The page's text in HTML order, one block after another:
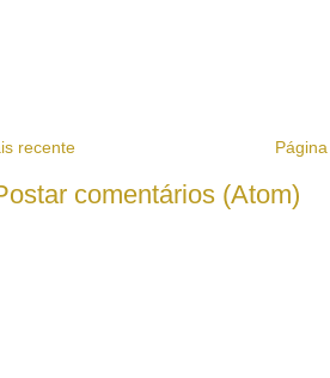
recente
comentários (Atom)